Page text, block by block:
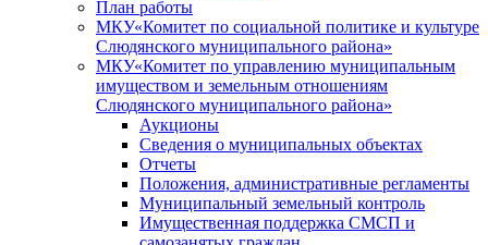
План работы
МКУ«Комитет по социальной политике и культуре
Слюдянского муниципального района»
МКУ«Комитет по управлению муниципальным
имуществом и земельным отношениям
Слюдянского муниципального района»
Аукционы
Сведения о муниципальных объектах
Отчеты
Положения, административные регламенты
Муниципальный земельный контроль
Имущественная поддержка СМСП и